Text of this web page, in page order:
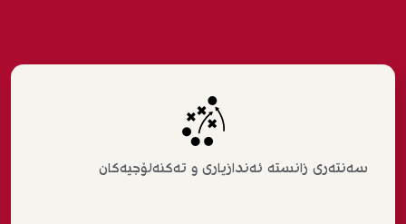
سەنتەری زانستە ئەندازیاری و تەکنەلۆجیەکان